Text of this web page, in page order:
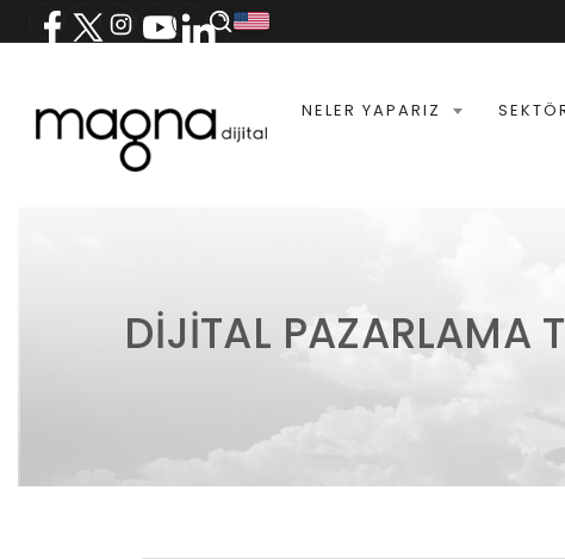
NELER YAPARIZ
DIJITAL PAZARLAMA